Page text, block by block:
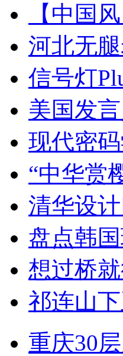
【中国
河北无
信号灯
美国发
现代密
“中华赏
清华设
盘点韩
想过桥
祁连山
重庆30